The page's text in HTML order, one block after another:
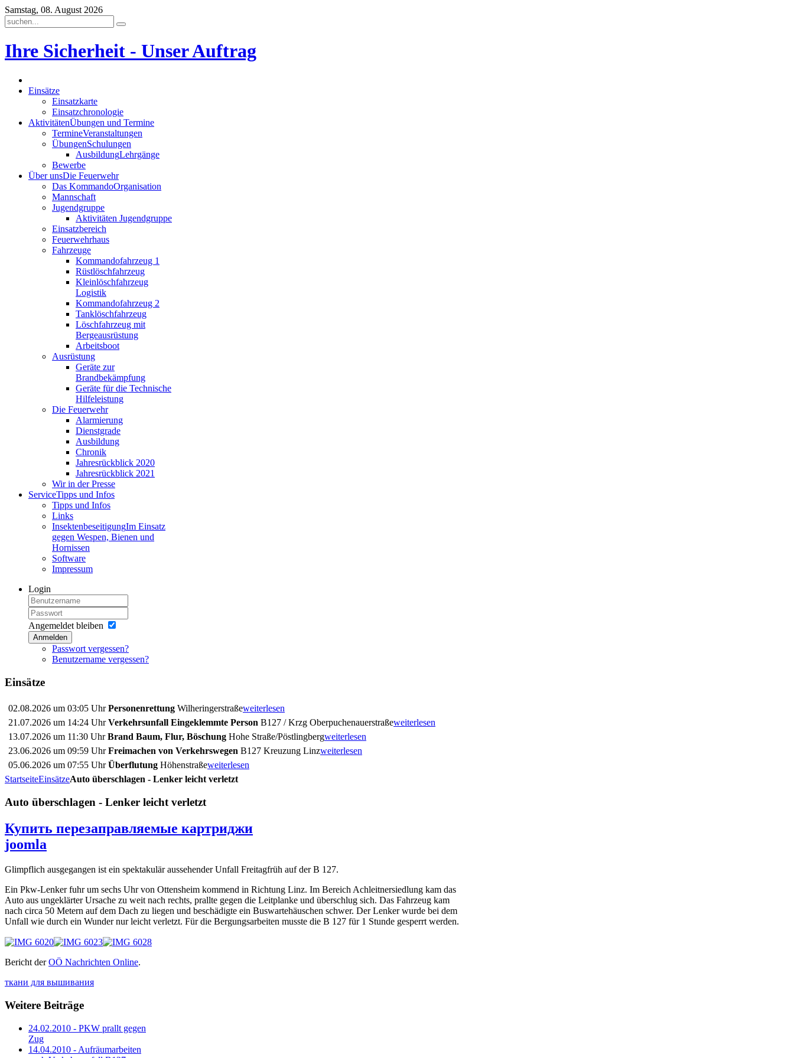
Samstag, 08. August 2026
Ihre Sicherheit - Unser Auftrag
Einsätze
Einsatzkarte
Einsatzchronologie
AktivitätenÜbungen und Termine
TermineVeranstaltungen
ÜbungenSchulungen
AusbildungLehrgänge
Bewerbe
Über unsDie Feuerwehr
Das KommandoOrganisation
Mannschaft
Jugendgruppe
Aktivitäten Jugendgruppe
Einsatzbereich
Feuerwehrhaus
Fahrzeuge
Kommandofahrzeug 1
Rüstlöschfahrzeug
Kleinlöschfahrzeug
Logistik
Kommandofahrzeug 2
Tanklöschfahrzeug
Löschfahrzeug mit
Bergeausrüstung
Arbeitsboot
Ausrüstung
Geräte zur
Brandbekämpfung
Geräte für die Technische
Hilfeleistung
Die Feuerwehr
Alarmierung
Dienstgrade
Ausbildung
Chronik
Jahresrückblick 2020
Jahresrückblick 2021
Wir in der Presse
ServiceTipps und Infos
Tipps und Infos
Links
InsektenbeseitigungIm Einsatz
gegen Wespen, Bienen und
Hornissen
Software
Impressum
Login
Angemeldet bleiben
Anmelden
Passwort vergessen?
Benutzername vergessen?
Einsätze
02.08.2026 um 03:05 UhrPersonenrettung Wilheringerstraßeweiterlesen
21.07.2026 um 14:24 UhrVerkehrsunfall Eingeklemmte Person B127 / Krzg Oberpuchenauerstraßeweiterlesen
13.07.2026 um 11:30 UhrBrand Baum, Flur, Böschung Hohe Straße/Pöstlingbergweiterlesen
23.06.2026 um 09:59 UhrFreimachen von Verkehrswegen B127 Kreuzung Linzweiterlesen
05.06.2026 um 07:55 UhrÜberflutung Höhenstraßeweiterlesen
StartseiteEinsätzeAuto überschlagen - Lenker leicht verletzt
Auto überschlagen - Lenker leicht verletzt
Купить перезаправляемые картриджи
joomla
Glimpflich ausgegangen ist ein spektakulär aussehender Unfall Freitagfrüh auf der B 127.
Ein Pkw-Lenker fuhr um sechs Uhr von Ottensheim kommend in Richtung Linz. Im Bereich Achleitnersiedlung kam das
Auto aus ungeklärter Ursache zu weit nach rechts, prallte gegen die Leitplanke und überschlug sich. Das Fahrzeug kam
nach circa 50 Metern auf dem Dach zu liegen und beschädigte ein Buswartehäuschen schwer. Der Lenker wurde bei dem
Unfall wie durch ein Wunder nur leicht verletzt. Für die Bergungsarbeiten musste die B 127 für 1 Stunde gesperrt werden.
Bericht derOÖ Nachrichten Online.
ткани для вышивания
Weitere Beiträge
24.02.2010 - PKW prallt gegen
Zug
14.04.2010 - Aufräumarbeiten